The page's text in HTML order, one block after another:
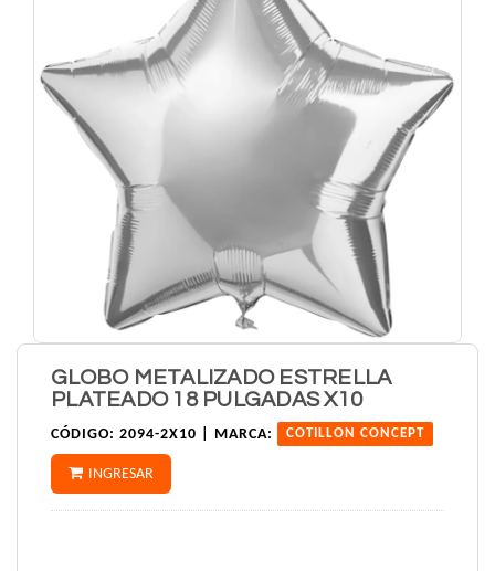
GLOBO METALIZADO ESTRELLA
PLATEADO 18 PULGADAS X10
CÓDIGO: 2094-2X10 | MARCA: COTILLON CONCEPT
INGRESAR